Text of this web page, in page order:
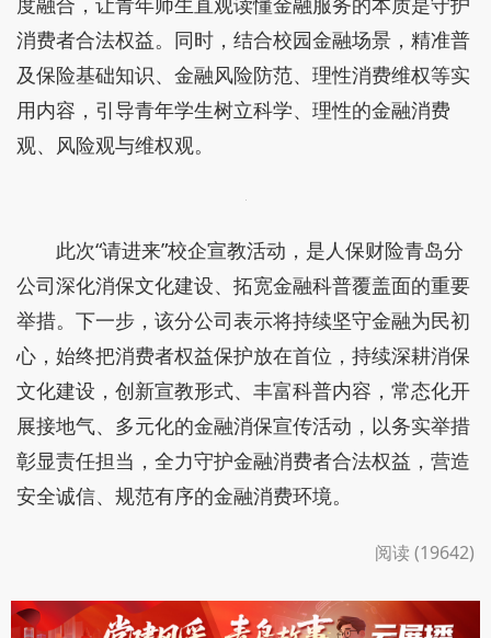
消费者合法权益。同时，结合校园金融场景，精准普
及保险基础知识、金融风险防范、理性消费维权等实
用内容，引导青年学生树立科学、理性的金融消费
观、风险观与维权观。
此次“请进来”校企宣教活动，是人保财险青岛分
公司深化消保文化建设、拓宽金融科普覆盖面的重要
举措。下一步，该分公司表示将持续坚守金融为民初
心，始终把消费者权益保护放在首位，持续深耕消保
文化建设，创新宣教形式、丰富科普内容，常态化开
展接地气、多元化的金融消保宣传活动，以务实举措
彰显责任担当，全力守护金融消费者合法权益，营造
安全诚信、规范有序的金融消费环境。
阅读 (19642)